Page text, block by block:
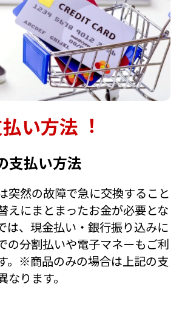
い⽅法︕
⽀払い⽅法
突然の故障で急に交換すること
えにまとまったお⾦が必要とな
は、現⾦払い・銀⾏振り込みに
の分割払いや電⼦マネーもご利
。※商品のみの場合は上記の⽀
ります。